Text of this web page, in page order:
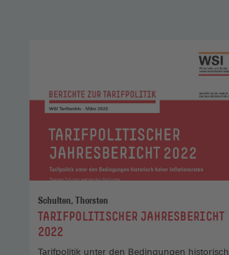
Schulten, Thorsten
:
TARIFPOLITISCHER JAHRESBERICHT
2022
Tarifpolitik unter den Bedingungen historisch